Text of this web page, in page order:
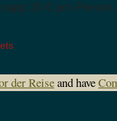
20 € pro
der Reiseand have